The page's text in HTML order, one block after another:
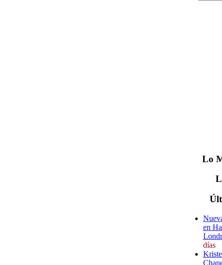
Lo
en
días